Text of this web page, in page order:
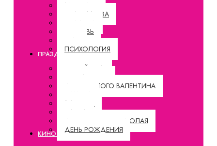
МУЖЧИНЫ
ЗНАКОМСТВА
СВАДЬБА
ЛЮБОВЬ
БРАК
ПСИХОЛОГИЯ
ПРАЗДНИКИ
НОВЫЙ ГОД
РОЖДЕСТВО
ДЕНЬ СВЯТОГО ВАЛЕНТИНА
8 МАРТА
1 АПРЕЛЯ
ПАСХА
ДЕНЬ СВЯТОГО НИКОЛАЯ
ДЕНЬ РОЖДЕНИЯ
КИНО И СЕРИАЛЫ